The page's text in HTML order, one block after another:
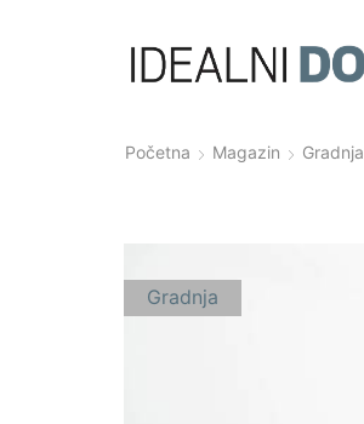
Početna Magazin Gradnja
Gradnja